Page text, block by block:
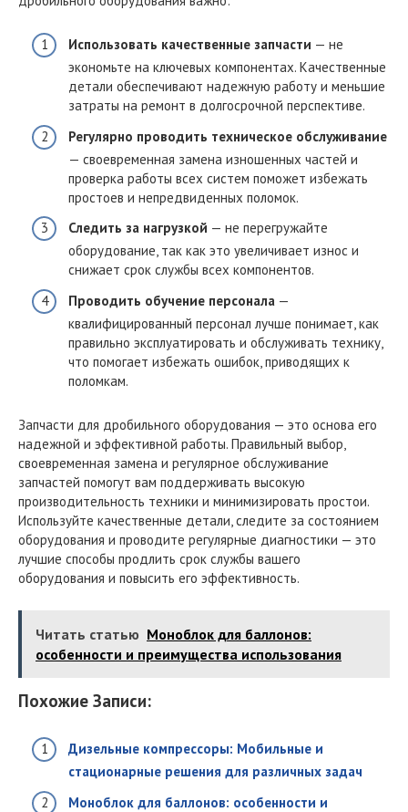
Использовать качественные запчасти — не
экономьте на ключевых компонентах. Качественные
детали обеспечивают надежную работу и меньшие
затраты на ремонт в долгосрочной перспективе.
Регулярно проводить техническое обслуживание
— своевременная замена изношенных частей и
проверка работы всех систем поможет избежать
простоев и непредвиденных поломок.
Следить за нагрузкой — не перегружайте
оборудование, так как это увеличивает износ и
снижает срок службы всех компонентов.
Проводить обучение персонала —
квалифицированный персонал лучше понимает, как
правильно эксплуатировать и обслуживать технику,
что помогает избежать ошибок, приводящих к
поломкам.
Запчасти для дробильного оборудования — это основа его
надежной и эффективной работы. Правильный выбор,
своевременная замена и регулярное обслуживание
запчастей помогут вам поддерживать высокую
производительность техники и минимизировать простои.
Используйте качественные детали, следите за состоянием
оборудования и проводите регулярные диагностики — это
лучшие способы продлить срок службы вашего
оборудования и повысить его эффективность.
Читать статью Моноблок для баллонов:
особенности и преимущества использования
Похожие Записи:
Дизельные компрессоры: Мобильные и
стационарные решения для различных задач
Моноблок для баллонов: особенности и